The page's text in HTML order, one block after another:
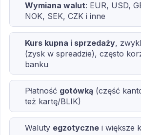
Wymiana walut: EUR, USD,
NOK, SEK, CZK i inne
Kurs kupna i sprzedaży,
(zysk w spreadzie), często
banku
Płatność gotówką (część
też kartę/BLIK)
Waluty egzotyczne i większe